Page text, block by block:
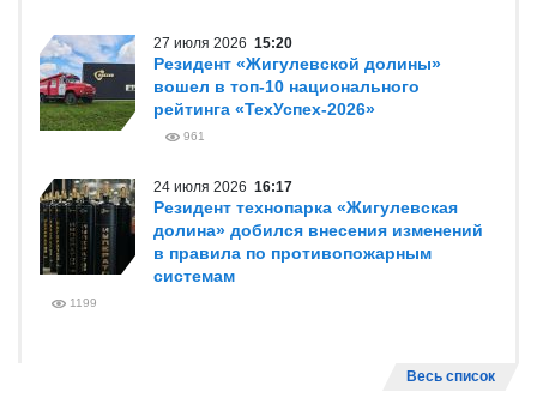
27 июля 2026 15:20
Резидент «Жигулевской долины»
вошел в топ-10 национального
рейтинга «ТехУспех-2026»
961
24 июля 2026 16:17
Резидент технопарка «Жигулевская
долина» добился внесения изменений
в правила по противопожарным
системам
1199
Весь список